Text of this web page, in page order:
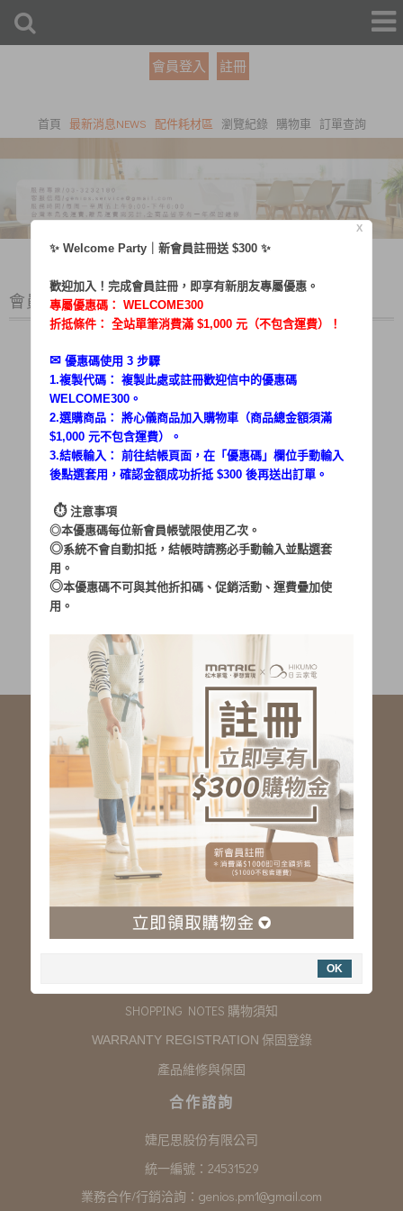
會員登入 註冊
首頁 最新消息NEWS 配件耗材區 瀏覽紀錄 購物車 訂單查詢
會員登入
帳號：
密碼：
社群服務連結
線上客服 LINE 歡迎加入 <LINE ID: @matric.jp>
線上客服 Facebook 歡迎加入
服務專線：03-323-2180
客服信箱 :genios.service@gmail.com
服務時間：星期一至星期五 上午9:00~下午6:00
例假日休假
購物說明
SHOPPING NOTES 購物須知
WARRANTY REGISTRATION 保固登錄
產品維修與保固
合作諮詢
婕尼思股份有限公司
統一編號：24531529
業務合作/行銷洽詢： genios.pm1@gmail.com
X
✨ Welcome Party｜新會員註冊送 $300 ✨
歡迎加入！完成會員註冊，即享有新朋友專屬優惠。
專屬優惠碼： WELCOME300
折抵條件： 全站單筆消費滿 $1,000 元（不包含運費）！
✉︎ 優惠碼使用 3 步驟
1.複製代碼： 複製此處或註冊歡迎信中的優惠碼
WELCOME300。
2.選購商品： 將心儀商品加入購物車（商品總金額須滿
$1,000 元不包含運費）。
3.結帳輸入： 前往結帳頁面，在「優惠碼 」欄位手動輸入
後點選套用，確認金額成功折抵 $300 後再送出訂單。
⏱︎ 注意事項
◎本優惠碼每位新會員帳號限使用乙次。
◎系統不會自動扣抵，結帳時請務必手動輸入並點選套
用。
◎本優惠碼不可與其他折扣碼、促銷活動、運費疊加使
用。
OK